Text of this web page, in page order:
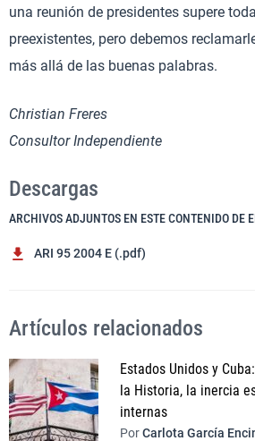
una reunión de presidentes supere
preexistentes, pero debemos
más allá de las buenas palabras.
Christian Freres
Consultor Independiente
Descargas
ARCHIVOS ADJUNTOS EN ESTE CONTENIDO DE
ARI 95 2004 E (.pdf)
Artículos relacionados
Estados Unidos y
la Historia, la inercia
internas
PorCarlota García